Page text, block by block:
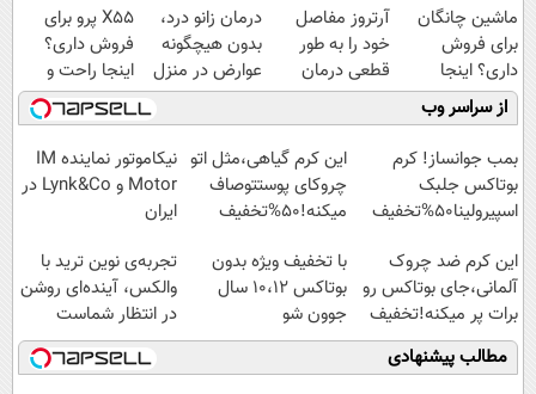
ماشین چانگان
برای فروش
داری؟ اینجا
سریع بفروشش
آرتروز مفاصل
خود را به طور
قطعی درمان
کنید!
◗پرسش‌نامه◖
درمان زانو درد،
بدون هیچگونه
عوارض در منزل
(◂پرسش‌نامه)
X55 پرو برای
فروش داری؟
اینجا راحت و
سریع بفروشش
از سراسر وب
بمب جوانساز! کرم
بوتاکس جلبک
اسپیرولینا50%تخفیف
این کرم گیاهی،مثل اتو
چروکای پوستتوصاف
میکنه!50%تخفیف
نیکاموتور نماینده IM
Motor و Lynk&Co در
ایران
این کرم ضد چروک
آلمانی،جای بوتاکس رو
برات پر میکنه!تخفیف
تا امشب
با تخفیف ویژه بدون
بوتاکس ۱۰،۱۲ سال
جوون شو
تجربه‌ی نوین ترید با
والکس، آینده‌ای روشن
در انتظار شماست
مطالب پیشنهادی